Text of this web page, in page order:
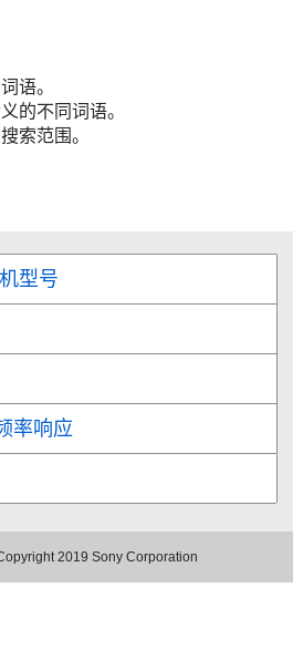
语。
的不同词语。
索范围。
型号
率响应
2019 Sony Corporation